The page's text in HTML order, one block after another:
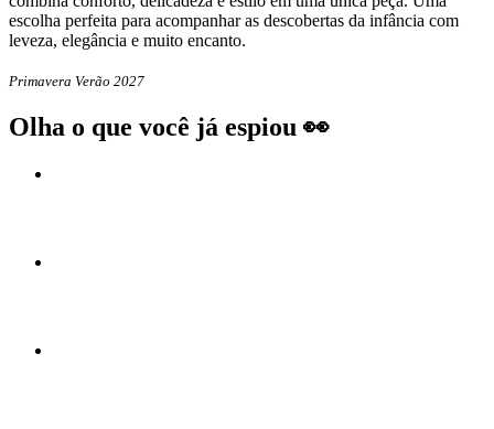
escolha perfeita para acompanhar as descobertas da infância com
leveza, elegância e muito encanto.
Primavera Verão 2027
Olha o que você já espiou 👀